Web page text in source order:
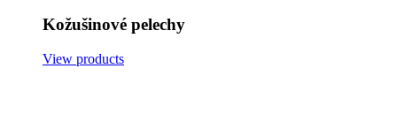
Kožušinové pelechy
View products